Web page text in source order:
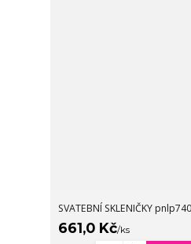
SVATEBNÍ SKLENIČKY
661,0 Kč/ks